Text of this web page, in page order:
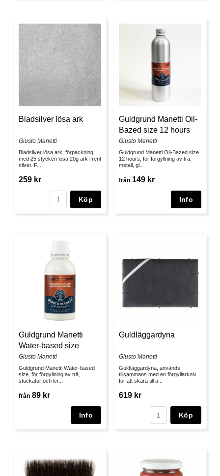
Bladsilver lösa ark
Giusto Manetti
Bladsilver lösa ark, förpackning
med 25 stycken lösa 20g ark i rent
silver. F...
259 kr
Köp
Guldgrund Manetti Oil-
Bazed size 12 hours
Giusto Manetti
Guldgrund Manetti Oil-Bazed size
12 hours, för förgyllning av trä,
metall, gl...
från 149 kr
Guldgrund Manetti
Water-based size
Giusto Manetti
Guldgrund Manetti Water-based
size, för förgyllning av trä,
stuckatur och ler...
från 89 kr
Guldläggardyna
Giusto Manetti
Guldläggardyna, används
tillsammans med en förgyllarkniv
för att skära till a...
619 kr
Köp